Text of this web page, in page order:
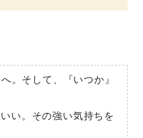
。そして、『いつか』
い。その強い気持ちを